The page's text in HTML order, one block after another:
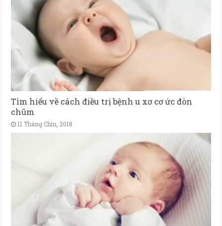
Tìm hiểu về cách điều trị bệnh u xơ cơ ức đòn
chũm
11 Tháng Chín, 2018